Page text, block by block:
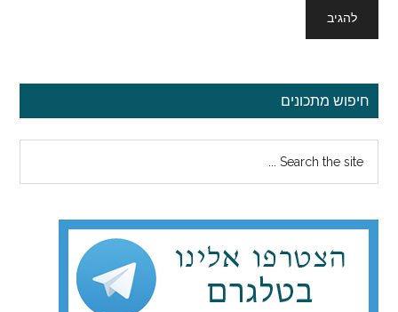
סרגל
ראשי
חיפוש מתכונים